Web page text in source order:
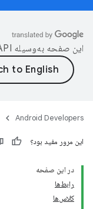
این صفحه به‌وسیله
Android Developers
این مرور مفید بود؟
در این صفحه
رابط‌ها
کلاس‌ها